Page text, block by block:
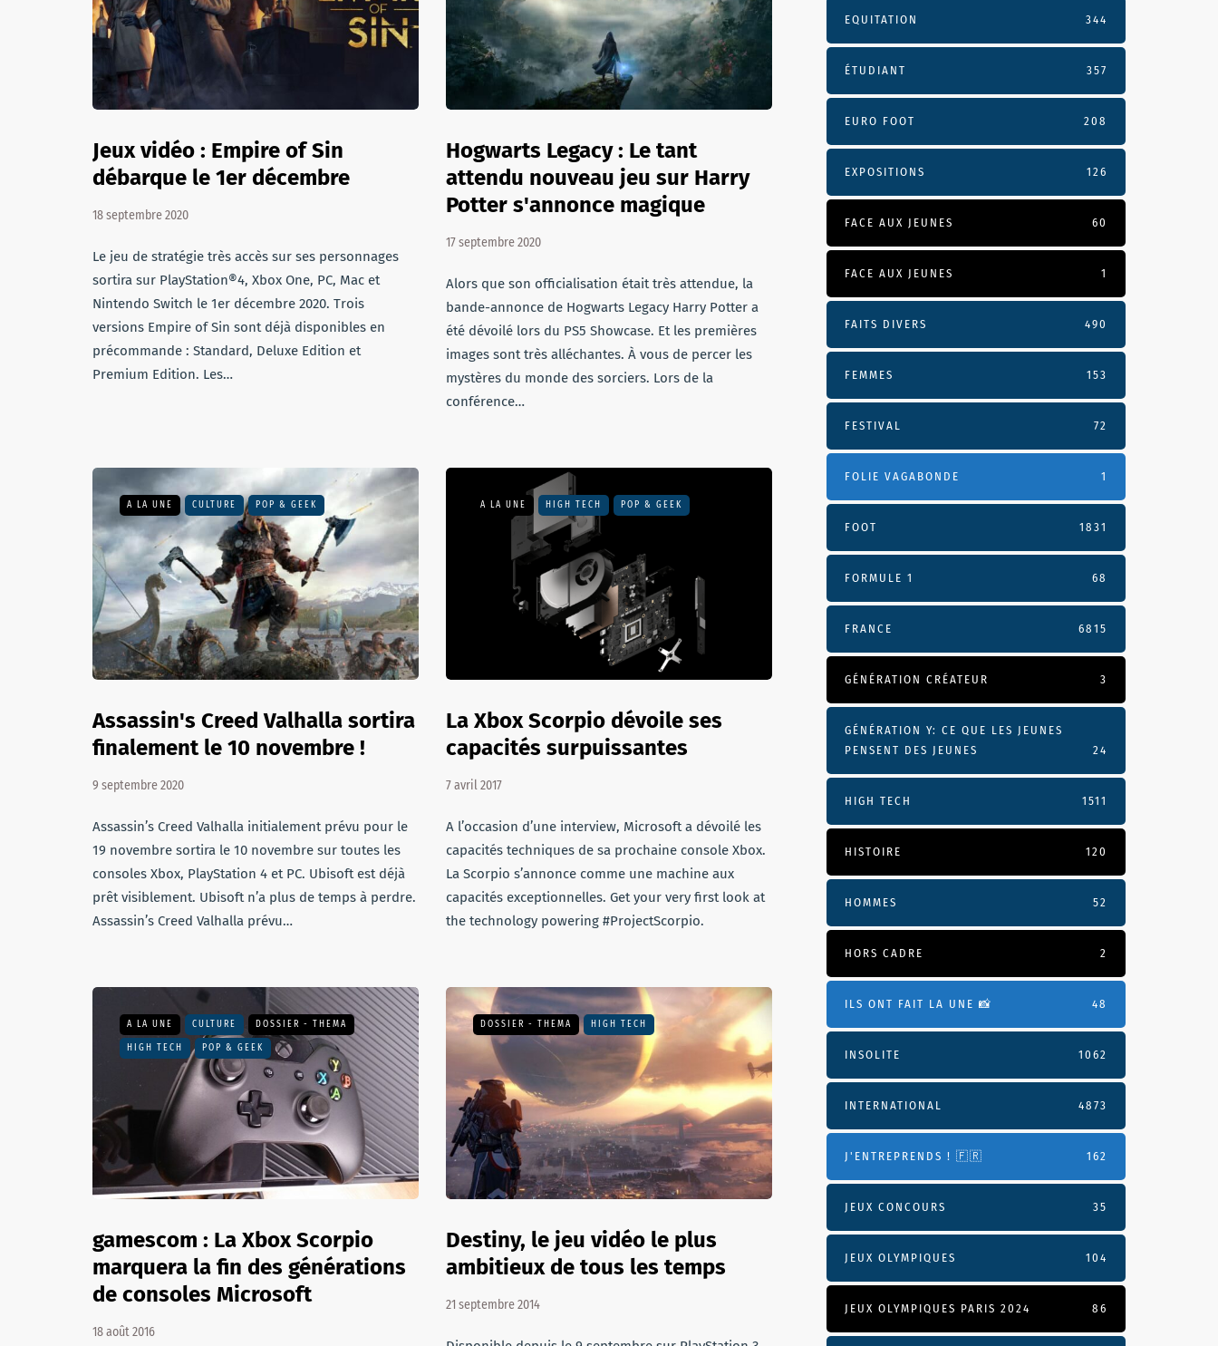
Jeux vidéo : Empire of Sin
débarque le 1er décembre
18 septembre 2020
Le jeu de stratégie très accès sur ses personnages
sortira sur PlayStation®4, Xbox One, PC, Mac et
Nintendo Switch le 1er décembre 2020. Trois
versions Empire of Sin sont déjà disponibles en
précommande : Standard, Deluxe Edition et
Premium Edition. Les…
Hogwarts Legacy : Le tant
attendu nouveau jeu sur Harry
Potter s'annonce magique
17 septembre 2020
Alors que son officialisation était très attendue, la
bande-annonce de Hogwarts Legacy Harry Potter a
été dévoilé lors du PS5 Showcase. Et les premières
images sont très alléchantes. À vous de percer les
mystères du monde des sorciers. Lors de la
conférence…
A LA UNE CULTURE POP & GEEK
Assassin's Creed Valhalla sortira
finalement le 10 novembre !
9 septembre 2020
Assassin’s Creed Valhalla initialement prévu pour le
19 novembre sortira le 10 novembre sur toutes les
consoles Xbox, PlayStation 4 et PC. Ubisoft est déjà
prêt visiblement. Ubisoft n’a plus de temps à perdre.
Assassin’s Creed Valhalla prévu…
A LA UNE HIGH TECH POP & GEEK
La Xbox Scorpio dévoile ses
capacités surpuissantes
7 avril 2017
A l’occasion d’une interview, Microsoft a dévoilé les
capacités techniques de sa prochaine console Xbox.
La Scorpio s’annonce comme une machine aux
capacités exceptionnelles. Get your very first look at
the technology powering #ProjectScorpio.
A LA UNE CULTURE DOSSIER - THEMA
HIGH TECH POP & GEEK
gamescom : La Xbox Scorpio
marquera la fin des générations
de consoles Microsoft
18 août 2016
DOSSIER - THEMA HIGH TECH
Destiny, le jeu vidéo le plus
ambitieux de tous les temps
21 septembre 2014
EQUITATION 344
ÉTUDIANT 357
EURO FOOT 208
EXPOSITIONS 126
FACE AUX JEUNES 60
FACE AUX JEUNES 1
FAITS DIVERS 490
FEMMES 153
FESTIVAL 72
FOLIE VAGABONDE 1
FOOT 1831
FORMULE 1 68
FRANCE 6815
GÉNÉRATION CRÉATEUR 3
GÉNÉRATION Y: CE QUE LES JEUNES
PENSENT DES JEUNES
24
HIGH TECH 1511
HISTOIRE 120
HOMMES 52
HORS CADRE 2
ILS ONT FAIT LA UNE 📸 48
INSOLITE 1062
INTERNATIONAL 4873
J'ENTREPRENDS ! 🇫🇷 162
JEUX CONCOURS 35
JEUX OLYMPIQUES 104
JEUX OLYMPIQUES PARIS 2024 86